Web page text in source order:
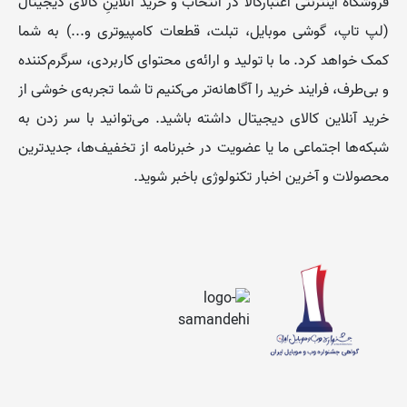
- لپ تاپ‌های نوت‌بوک (Notebook) و اولترابوک‌ (Ultrabook):
نوت‌بوک‌ها نسبت به لپ تاپ‌های معمولی سایز و وزن کمتری
دارند و برای حمل‌ونقل و مسافرت بسیار راحت‌تر هستند؛ از
طرفی قدرت پردازش کمتری نسبت به لپتاپ‌ها دارند. اولترابوک
مهم‌ترین مشخصات لپ تاپ‌ها برای خرید
کدامند؟
(لپ تاپ، گوشی موبایل، تبلت، قطعات کامپیوتری و...) به شما
کمک خواهد کرد. ما با تولید و ارائه‌ی محتوای کاربردی، سرگرم‌کننده
و بی‌طرف، فرایند خرید را آگاهانه‌تر می‌کنیم تا شما تجربه‌ی خوشی از
خرید آنلاین کالای دیجیتال داشته باشید. می‌توانید با سر زدن به
شبکه‌ها اجتماعی ما یا عضویت در خبرنامه از تخفیف‌‌ها، جدیدترین
محصولات و آخرین اخبار تکنولوژی باخبر شوید.